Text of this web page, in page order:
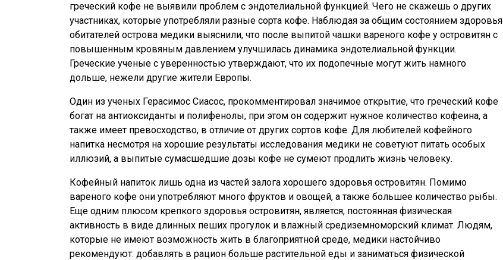
греческий кофе не выявили проблем с эндотелиальной функцией. Чего не скажешь о других
участниках, которые употребляли разные сорта кофе. Наблюдая за общим состоянием здоровья
обитателей острова медики выяснили, что после выпитой чашки вареного кофе у островитян с
повышенным кровяным давлением улучшилась динамика эндотелиальной функции.
Греческие ученые с уверенностью утверждают, что их подопечные могут жить намного
дольше, нежели другие жители Европы.
Один из ученых Герасимос Сиасос, прокомментировал значимое открытие, что греческий кофе
богат на антиоксиданты и полифенолы, при этом он содержит нужное количество кофеина, а
также имеет превосходство, в отличие от других сортов кофе. Для любителей кофейного
напитка несмотря на хорошие результаты исследования медики не советуют питать особых
иллюзий, а выпитые сумасшедшие дозы кофе не сумеют продлить жизнь человеку.
Кофейный напиток лишь одна из частей залога хорошего здоровья островитян. Помимо
вареного кофе они употребляют много фруктов и овощей, а также большее количество рыбы.
Еще одним плюсом крепкого здоровья островитян, является, постоянная физическая
активность в виде длинных пеших прогулок и влажный средиземноморский климат. Людям,
которые не имеют возможность жить в благоприятной среде, медики настойчиво
рекомендуют: добавлять в рацион больше растительной еды и заниматься физической